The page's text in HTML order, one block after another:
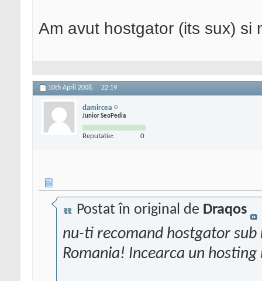
Am avut hostgator (its sux) si
10th April 2008, 22:19
damircea
Junior SeoPedia
Reputatie: 0
Postat în original de Draqos
nu-ti recomand hostgator
Romania! Incearca un hosting